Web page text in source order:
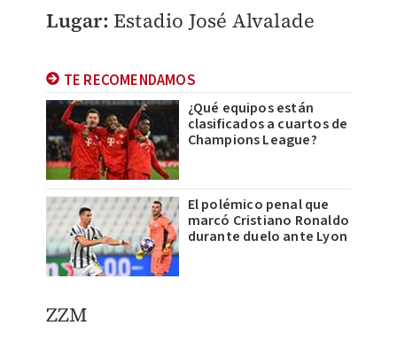
Lugar: Estadio José Alvalade
TE RECOMENDAMOS
¿Qué equipos están
clasificados a cuartos de
Champions League?
El polémico penal que
marcó Cristiano Ronaldo
durante duelo ante Lyon
ZZM